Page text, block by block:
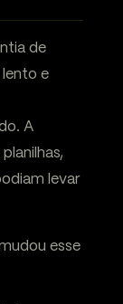
de
lento e
A
levar
esse